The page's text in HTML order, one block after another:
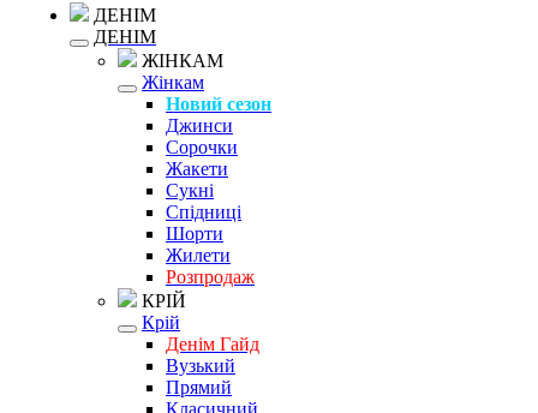
ДЕНІМ
ДЕНІМ
ЖІНКАМ
Жінкам
Новий сезон
Джинси
Сорочки
Жакети
Сукні
Спідниці
Шорти
Жилети
Розпродаж
КРІЙ
Крій
Денім Гайд
Вузький
Прямий
Класичний